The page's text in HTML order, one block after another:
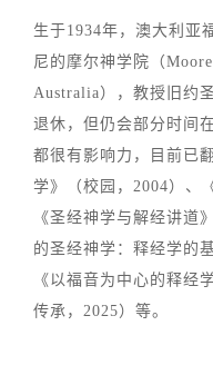
生于1934年，澳大利亚
尼的摩尔神学院（
Australia），教授旧约
退休，但仍会部分时间
都很有影响力，目前已
学》（校园，2004）、
《圣经神学与解经讲道
的圣经神学：释经学的
《以福音为中心的释经
传承，2025）等。